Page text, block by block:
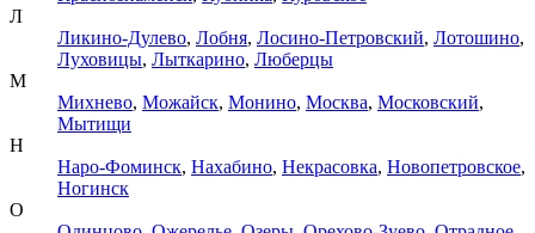
Л
Ликино-Дулево, Лобня, Лосино-Петровский, Лотошино,
Луховицы, Лыткарино, Люберцы
М
Михнево, Можайск, Монино, Москва, Московский,
Мытищи
Н
Наро-Фоминск, Нахабино, Некрасовка, Новопетровское,
Ногинск
О